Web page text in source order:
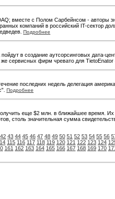
вместе с Полом Сарбейнсом - авторы
компаний в российский IT-сектор
Подробнее
в создание аутсорсинговых дата-
сервисных фирм чревато для
последних недель делегация
Подробнее
еще $2 млн. в ближайшее время.
столь значительная сумма
42 43 44 45 46 47 48 49 50 51 52 53 54 55 56
115 116 117 118 119 120 121 122 123 124
161 162 163 164 165 166 167 168 169 170